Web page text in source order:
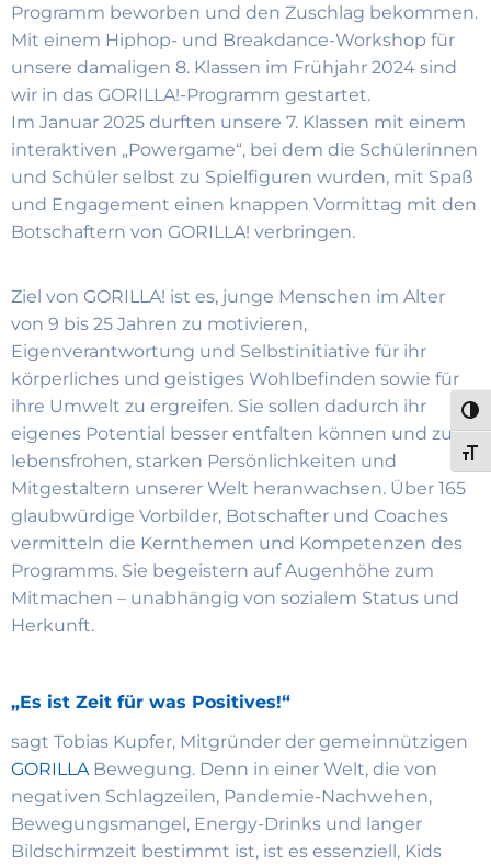
Programm beworben und den Zuschlag bekommen.
Mit einem Hiphop- und Breakdance-Workshop für
unsere damaligen 8. Klassen im Frühjahr 2024 sind
wir in das GORILLA!-Programm gestartet.
Im Januar 2025 durften unsere 7. Klassen mit einem
interaktiven „Powergame“, bei dem die Schülerinnen
und Schüler selbst zu Spielfiguren wurden, mit Spaß
und Engagement einen knappen Vormittag mit den
Botschaftern von GORILLA! verbringen.
Ziel von GORILLA! ist es, junge Menschen im Alter
von 9 bis 25 Jahren zu motivieren,
Eigenverantwortung und Selbstinitiative für ihr
körperliches und geistiges Wohlbefinden sowie für
ihre Umwelt zu ergreifen. Sie sollen dadurch ihr
eigenes Potential besser entfalten können und zu
lebensfrohen, starken Persönlichkeiten und
Mitgestaltern unserer Welt heranwachsen. Über 165
glaubwürdige Vorbilder, Botschafter und Coaches
vermitteln die Kernthemen und Kompetenzen des
Programms. Sie begeistern auf Augenhöhe zum
Mitmachen – unabhängig von sozialem Status und
Herkunft.
„Es ist Zeit für was Positives!“
sagt Tobias Kupfer, Mitgründer der gemeinnützigen
GORILLA Bewegung. Denn in einer Welt, die von
negativen Schlagzeilen, Pandemie-Nachwehen,
Bewegungsmangel, Energy-Drinks und langer
Bildschirmzeit bestimmt ist, ist es essenziell, Kids